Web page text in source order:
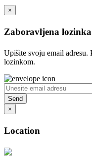
×
Zaboravljena
Upišite svoju email adresu.
lozinkom.
×
Location